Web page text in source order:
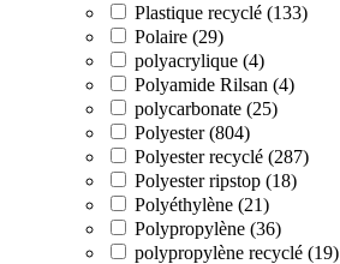
Plastique recyclé (133)
Polaire (29)
polyacrylique (4)
Polyamide Rilsan (4)
polycarbonate (25)
Polyester (804)
Polyester recyclé (287)
Polyester ripstop (18)
Polyéthylène (21)
Polypropylène (36)
polypropylène recyclé (19)